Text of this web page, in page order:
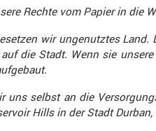
Rechte vom Papier in die
wir ungenutztes
die Stadt. Wenn sie
uns selbst an die
Hills in der Stadt